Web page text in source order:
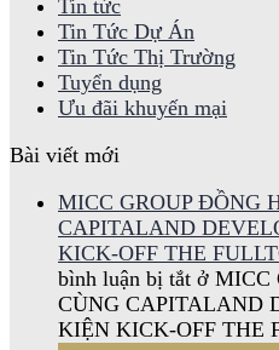
Tin tức
Tin Tức Dự Án
Tin Tức Thị Trường
Tuyển dụng
Ưu đãi khuyến mại
Bài viết mới
MICC GROUP ĐỒNG
CAPITALAND
KICK-OFF THE
bình luận bị tắt ở MICC
CÙNG CAPITALAND
KIỆN KICK-OFF THE